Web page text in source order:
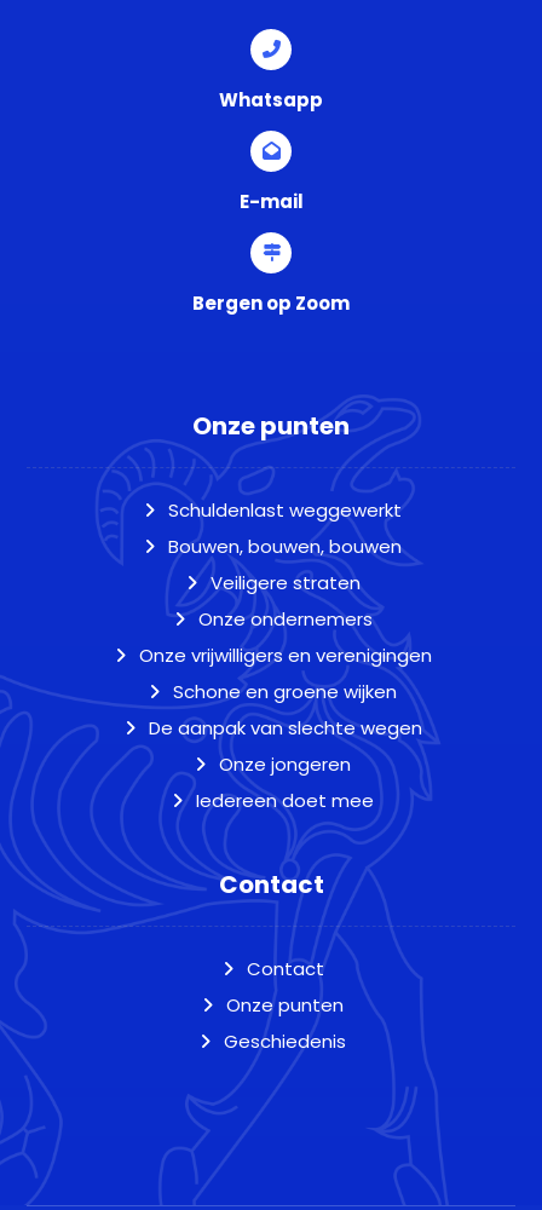
Whatsapp
E-mail
Bergen op Zoom
Onze punten
Schuldenlast weggewerkt
Bouwen, bouwen, bouwen
Veiligere straten
Onze ondernemers
Onze vrijwilligers en verenigingen
Schone en groene wijken
De aanpak van slechte wegen
Onze jongeren
Iedereen doet mee
Contact
Contact
Onze punten
Geschiedenis